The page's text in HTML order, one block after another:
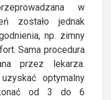
w
zostało jednak
np. zimny
Sama procedura
przez lekarza.
optymalny
od 3 do 6